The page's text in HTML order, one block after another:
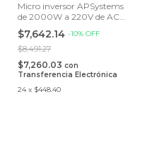
Micro inversor APSystems
de 2000W a 220V de AC
p/4 paneles - 2 Fases
$7,642.14 -10% OFF
$8,491.27
$7,260.03 con
Transferencia Electrónica
24 x $448.40